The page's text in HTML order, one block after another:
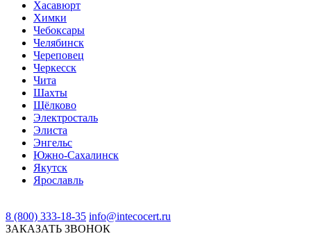
Хасавюрт
Химки
Чебоксары
Челябинск
Череповец
Черкесск
Чита
Шахты
Щёлково
Электросталь
Элиста
Энгельс
Южно-Сахалинск
Якутск
Ярославль
8 (800) 333-18-35 info@intecocert.ru
ЗАКАЗАТЬ ЗВОНОК